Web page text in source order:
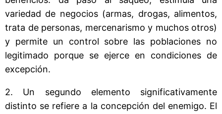
variedad de negocios (armas, drogas, alimentos,
trata de personas, mercenarismo y muchos otros)
y permite un control sobre las poblaciones no
legitimado porque se ejerce en condiciones de
excepción.
2. Un segundo elemento significativamente
distinto se refiere a la concepción del enemigo. El